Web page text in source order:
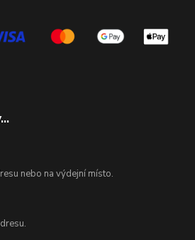
nebo na výdejní místo.